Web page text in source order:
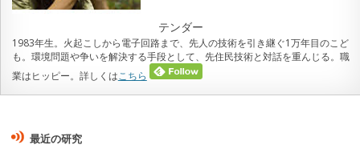
テンダー
1983年生。火起こしから電子回路まで、先人の技術を引き継ぐ1万年目のこど
も。環境問題や争いを解決する手段として、先住民技術と対話を重んじる。職
業はヒッピー。詳しくは こちら
最近の研究